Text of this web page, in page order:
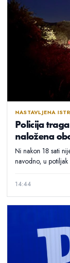
NASTAVLJENA
Policija
naložena
Ni nakon 18 sati
navodno, u
14:44